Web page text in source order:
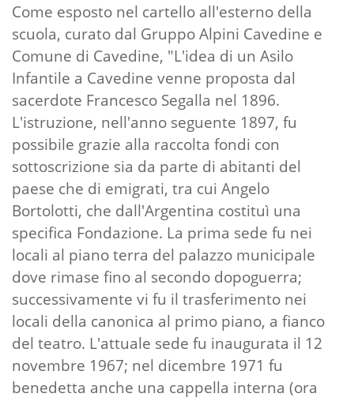
Come esposto nel cartello all'esterno della
scuola, curato dal Gruppo Alpini Cavedine e
Comune di Cavedine, "L'idea di un Asilo
Infantile a Cavedine venne proposta dal
sacerdote Francesco Segalla nel 1896.
L'istruzione, nell'anno seguente 1897, fu
possibile grazie alla raccolta fondi con
sottoscrizione sia da parte di abitanti del
paese che di emigrati, tra cui Angelo
Bortolotti, che dall'Argentina costituì una
specifica Fondazione. La prima sede fu nei
locali al piano terra del palazzo municipale
dove rimase fino al secondo dopoguerra;
successivamente vi fu il trasferimento nei
locali della canonica al primo piano, a fianco
del teatro. L'attuale sede fu inaugurata il 12
novembre 1967; nel dicembre 1971 fu
benedetta anche una cappella interna (ora